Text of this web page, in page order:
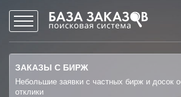
ЗАКАЗЫ С БИРЖ
Небольшие заявки с частных бирж и досок
отклики